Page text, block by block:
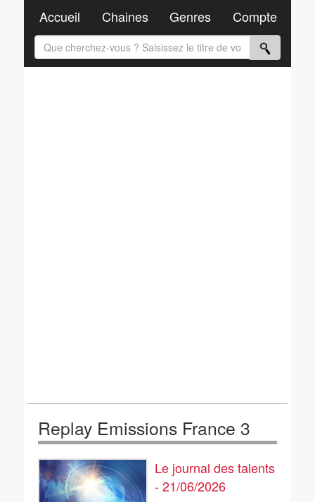
Replay Emissions France 3
Le journal des talents
- 21/06/2026
Accueil Chaines Genres Compte